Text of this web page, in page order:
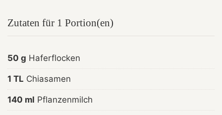
Zutaten für 1 Portion(en)
50 g Haferflocken
1 TL Chiasamen
140 ml Pflanzenmilch